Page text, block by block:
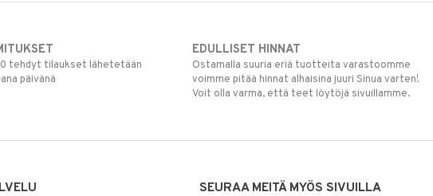
tehdyt tilaukset lähetetään
päivänä
EDULLISET HINNAT
Ostamalla suuria eriä tuotteita varastoomme
voimme pitää hinnat alhaisina juuri Sinua varten!
Voit olla varma, että teet löytöjä sivuillamme.
SEURAA MEITÄ MYÖS SIVUILLA